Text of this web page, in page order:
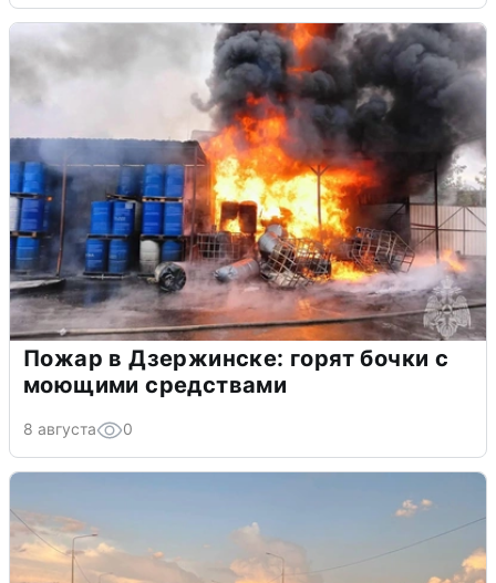
Пожар в Дзержинске: горят бочки с
моющими средствами
8 августа 0